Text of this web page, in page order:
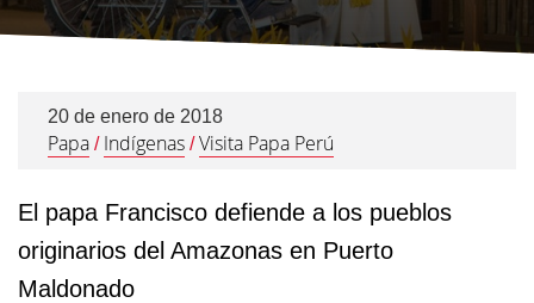
20 de enero de 2018
Papa / Indígenas /Visita Papa Perú
El papa Francisco defiende a los pueblos
originarios del Amazonas en Puerto
Maldonado